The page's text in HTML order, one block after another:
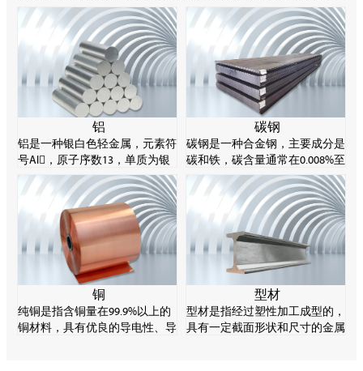
10.5%，碳含量不超过1.2%。不
锈钢的耐腐蚀性源于其化学成分
的特性，特别是铬元素能在钢表
面形成一层薄薄的氧化物，阻止
进一步腐蚀。
层锌的表面处理技术，主要采用
热谈判方法。锌易溶解酸和碱，
所以被称为两性金属。
铝
铝是一种银白色轻金属，元素符
号Al，原子序数13，单质为银
白色轻金属，有延展性，产品通
常制成棒、片、箔、粉、带、丝
等。
碳钢
碳钢是一种合金钢，主要成分是
碳和铁，碳含量通常在0.008%至
2.11%之间。碳钢可以通过控制
其碳含量来实现不同的强度等
级。碳钢由于材料成本低、塑性
好，在工业制造领域非常常见。
铜
纯铜是指含铜量在99.9%以上的
铜材料，具有优良的导电性、导
型材
型材是指经过塑性加工成型的，
具有一定截面形状和尺寸的金属